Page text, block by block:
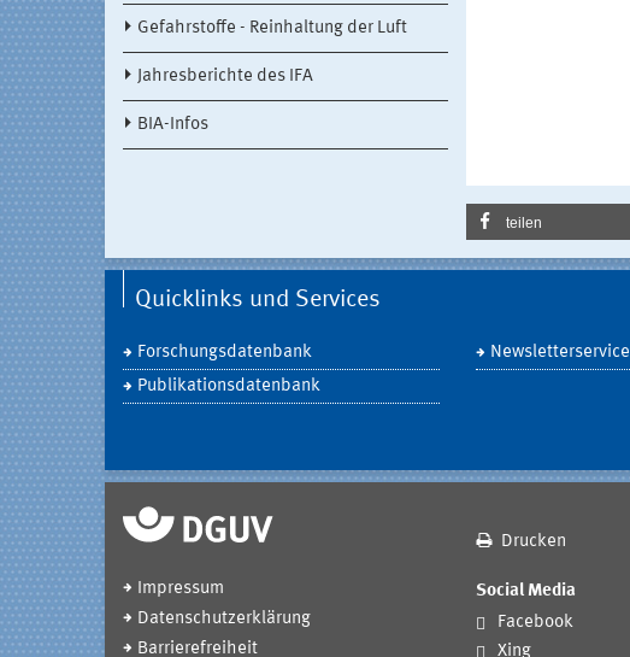
Gefahrstoffe - Reinhaltung der Luft
Jahresberichte des IFA
BIA-Infos
teilen
Quicklinks und Services
Forschungsdatenbank
Publikationsdatenbank
Newsletterservice
Drucken
Impressum
Datenschutzerklärung
Barrierefreiheit
Social Media
Facebook
Xing